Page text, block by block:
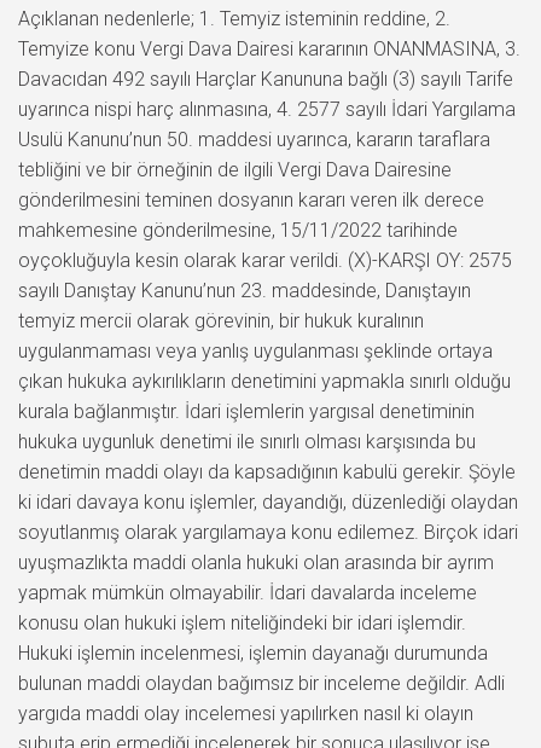
Açıklanan nedenlerle; 1. Temyiz isteminin reddine, 2.
Temyize konu Vergi Dava Dairesi kararının ONANMASINA, 3.
Davacıdan 492 sayılı Harçlar Kanununa bağlı (3) sayılı Tarife
uyarınca nispi harç alınmasına, 4. 2577 sayılı İdari Yargılama
Usulü Kanunu’nun 50. maddesi uyarınca, kararın taraflara
tebliğini ve bir örneğinin de ilgili Vergi Dava Dairesine
gönderilmesini teminen dosyanın kararı veren ilk derece
mahkemesine gönderilmesine, 15/11/2022 tarihinde
oyçokluğuyla kesin olarak karar verildi. (X)-KARŞI OY: 2575
sayılı Danıştay Kanunu’nun 23. maddesinde, Danıştayın
temyiz mercii olarak görevinin, bir hukuk kuralının
uygulanmaması veya yanlış uygulanması şeklinde ortaya
çıkan hukuka aykırılıkların denetimini yapmakla sınırlı olduğu
kurala bağlanmıştır. İdari işlemlerin yargısal denetiminin
hukuka uygunluk denetimi ile sınırlı olması karşısında bu
denetimin maddi olayı da kapsadığının kabulü gerekir. Şöyle
ki idari davaya konu işlemler, dayandığı, düzenlediği olaydan
soyutlanmış olarak yargılamaya konu edilemez. Birçok idari
uyuşmazlıkta maddi olanla hukuki olan arasında bir ayrım
yapmak mümkün olmayabilir. İdari davalarda inceleme
konusu olan hukuki işlem niteliğindeki bir idari işlemdir.
Hukuki işlemin incelenmesi, işlemin dayanağı durumunda
bulunan maddi olaydan bağımsız bir inceleme değildir. Adli
yargıda maddi olay incelemesi yapılırken nasıl ki olayın